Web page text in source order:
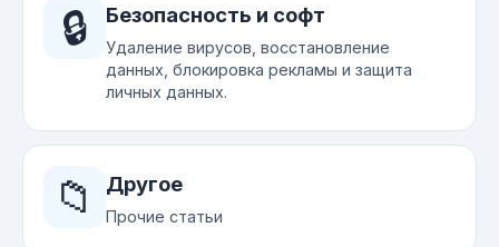
🔒 Безопасность и софт
Удаление вирусов, восстановление
данных, блокировка рекламы и защита
личных данных.
📁 Другое
Прочие статьи